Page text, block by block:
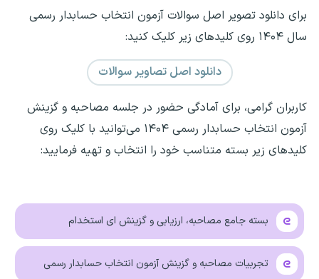
برای دانلود تصویر اصل سوالات آزمون انتخاب حسابدار رسمی
سال ۱۴۰۴ روی کلید‌های زیر کلیک کنید:
دانلود اصل تصاویر سوالات
کاربران گرامی، برای آمادگی حضور در جلسه مصاحبه و گزینش
آزمون انتخاب حسابدار رسمی ۱۴۰۴ می‌توانید با کلیک روی
کلید‌های زیر بسته متناسب خود را انتخاب و تهیه فرمایید:
بسته جامع مصاحبه، ارزیابی و گزینش ای استخدام
تجربیات مصاحبه و گزینش آزمون انتخاب حسابدار رسمی